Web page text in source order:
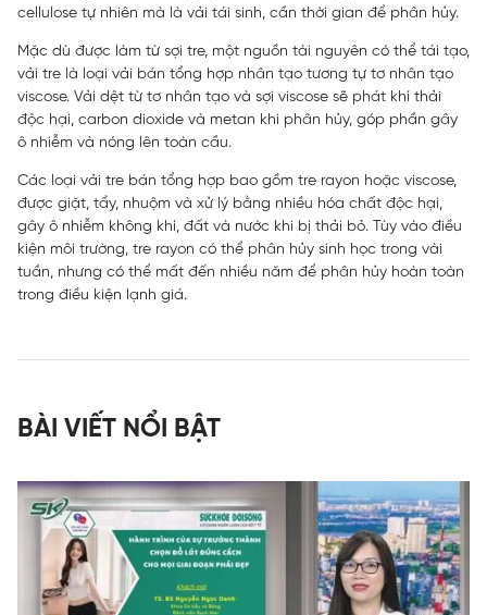
cellulose tự nhiên mà là vải tái sinh, cần thời gian để phân hủy.
Mặc dù được làm từ sợi tre, một nguồn tài nguyên có thể tái tạo,
vải tre là loại vải bán tổng hợp nhân tạo tương tự tơ nhân tạo
viscose. Vải dệt từ tơ nhân tạo và sợi viscose sẽ phát khí thải
độc hại, carbon dioxide và metan khi phân hủy, góp phần gây
ô nhiễm và nóng lên toàn cầu.
Các loại vải tre bán tổng hợp bao gồm tre rayon hoặc viscose,
được giặt, tẩy, nhuộm và xử lý bằng nhiều hóa chất độc hại,
gây ô nhiễm không khí, đất và nước khi bị thải bỏ. Tùy vào điều
kiện môi trường, tre rayon có thể phân hủy sinh học trong vài
tuần, nhưng có thể mất đến nhiều năm để phân hủy hoàn toàn
trong điều kiện lạnh giá.
BÀI VIẾT NỔI BẬT